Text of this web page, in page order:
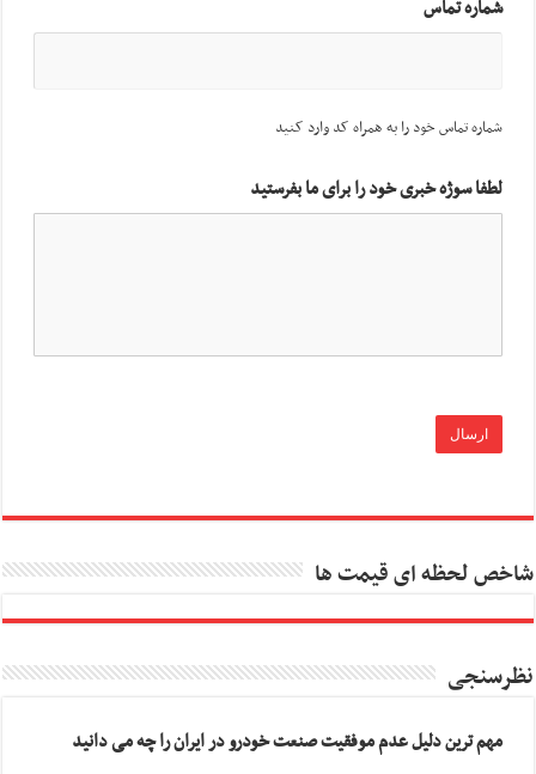
شماره تماس
شماره تماس خود را به همراه کد وارد کنید
لطفا سوژه خبری خود را برای ما بفرستید
شاخص لحظه ای قیمت ها
نظرسنجی
مهم ترین دلیل عدم موفقیت صنعت خودرو در ایران را چه می دانید